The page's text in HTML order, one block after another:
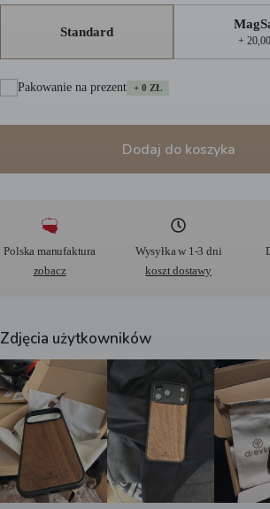
Standard
+
Pakowanie na prezent + 0 ZŁ
Dodaj do koszyka
r
e
:
Polska manufaktura
zobacz
Wysyłka w 1-3 dni
koszt dostawy
Zdjęcia użytkowników